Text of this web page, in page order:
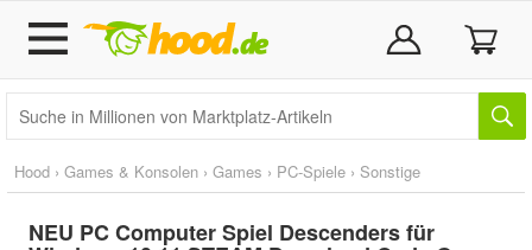
Hood › Games & Konsolen › Games › PC-Spiele › Sonstige
NEU PC Computer Spiel Descenders für